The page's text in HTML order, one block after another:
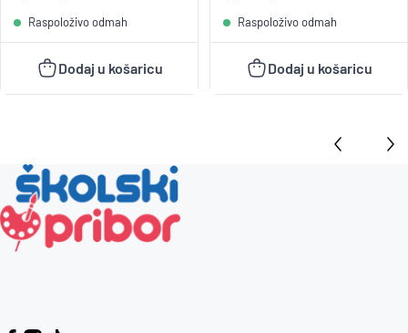
Raspoloživo odmah
Dodaj u košaricu
Raspoloživo odmah
Dodaj u košaricu